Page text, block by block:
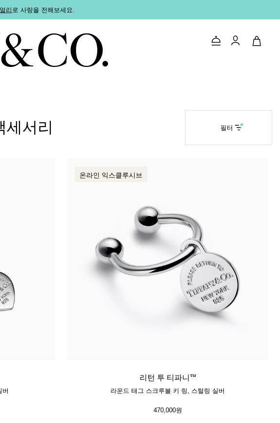
리로 사랑을 전해보세요.
문의하기로그인
포에버 티파니 솔리스트™ 완벽한 웨딩 링 선택하기
세서리 필터
온라인 익스클루시브
리턴 투 티파니™
라운드 태그 스크루볼 키 링, 스털링 실버
470,000원